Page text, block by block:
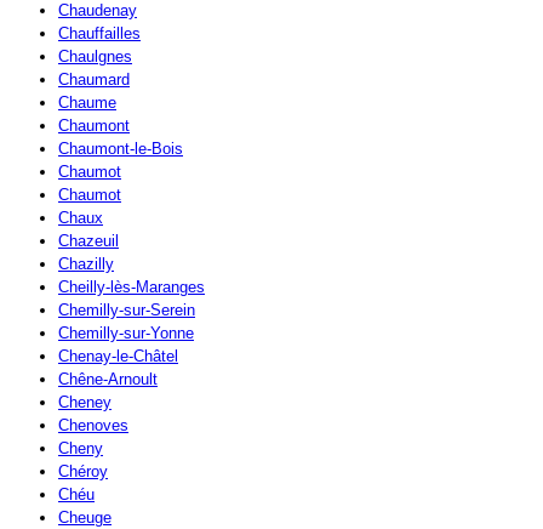
Chaudenay
Chauffailles
Chaulgnes
Chaumard
Chaume
Chaumont
Chaumont-le-Bois
Chaumot
Chaumot
Chaux
Chazeuil
Chazilly
Cheilly-lès-Maranges
Chemilly-sur-Serein
Chemilly-sur-Yonne
Chenay-le-Châtel
Chêne-Arnoult
Cheney
Chenoves
Cheny
Chéroy
Chéu
Cheuge